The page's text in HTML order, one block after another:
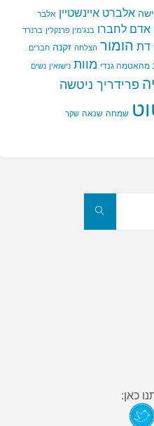
אלברט איינשטיין אלבר
אדם לחברו בנג'מין פרנקלין ברנרד
דת הומור הצלחה זקנה חברים
מהאטמה גנדי מוות נישואין נשים
פרידריך ניטשה
שמחה שנאה שקר
חפשו
כאן: